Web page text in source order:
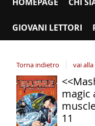
GIOVANI LETTORI
Torna indietro vai
Dettaglio
del
documento
magic
11